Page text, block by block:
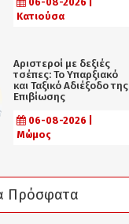
Κατιούσα
Αριστεροί με δεξιές
τσέπες: Το Υπαρξιακό
και Ταξικό Αδιέξοδο της
Επιβίωσης
06-08-2026 |
Μώμος
Πρόσφατα